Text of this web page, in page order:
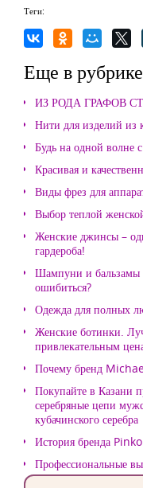
Теги:
Еще в
ИЗ РОДА ГРАФОВ
Нити для изделий из
Будь на одной волне
Красивая и
Виды фрез для
Выбор теплой
Женские джинсы –
гардероба!
Шампуни и бальзамы
ошибиться?
Одежда для полных
Женские ботинки.
привлекательным
Почему бренд
Покупайте в Казани
серебряные цепи
кубачинского серебра
История бренда Pinko
Профессиональные